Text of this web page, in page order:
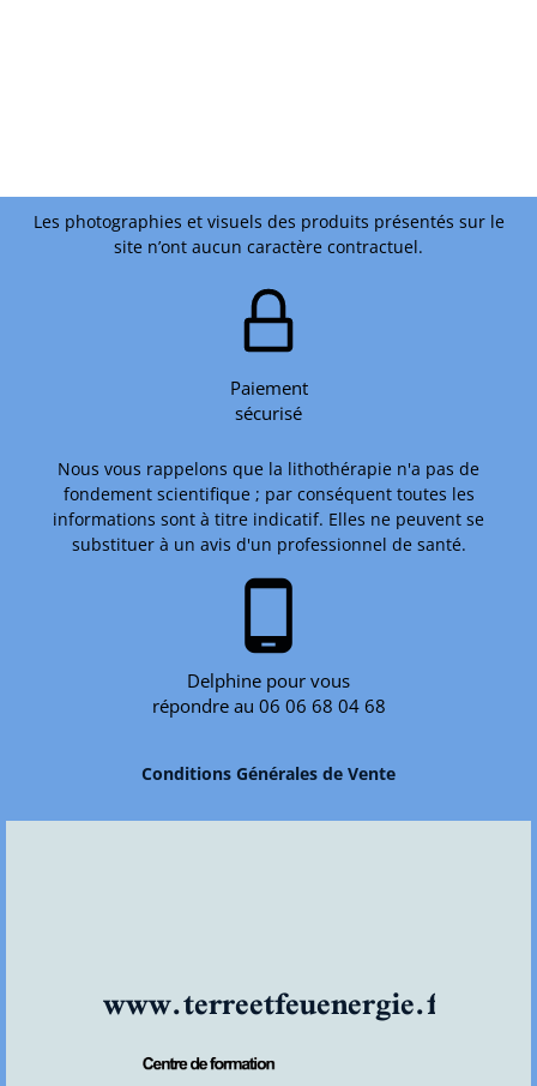
Les photographies et visuels des produits présentés sur le
site n’ont aucun caractère contractuel.
Paiement
sécurisé
Nous vous rappelons que la lithothérapie n'a pas de
fondement scientifique ; par conséquent toutes les
informations sont à titre indicatif. Elles ne peuvent se
substituer à un avis d'un professionnel de santé.
phone_android
Delphine pour vous
répondre au 06 06 68 04 68
Conditions Générales de Vente
www.terreetfeuenergie.fr